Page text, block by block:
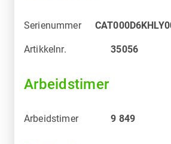
Serienummer
Artikkelnr. 35056
Arbeidstimer
Arbeidstimer 9 849